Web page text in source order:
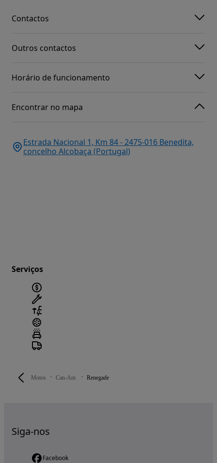
Motos Can-Am Renegade
Contactos
Outros contactos
Horário de funcionamento
Encontrar no mapa
Estrada Nacional 1, Km 84 - 2475-016 Benedita,
concelho Alcobaça (Portugal)
Serviços
Siga-nos
Facebook